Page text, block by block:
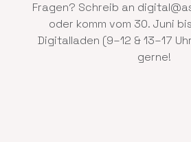
Fragen? Schreib an
oder komm vom 30. Juni
Digitalladen (9–12 & 13–17
gerne!